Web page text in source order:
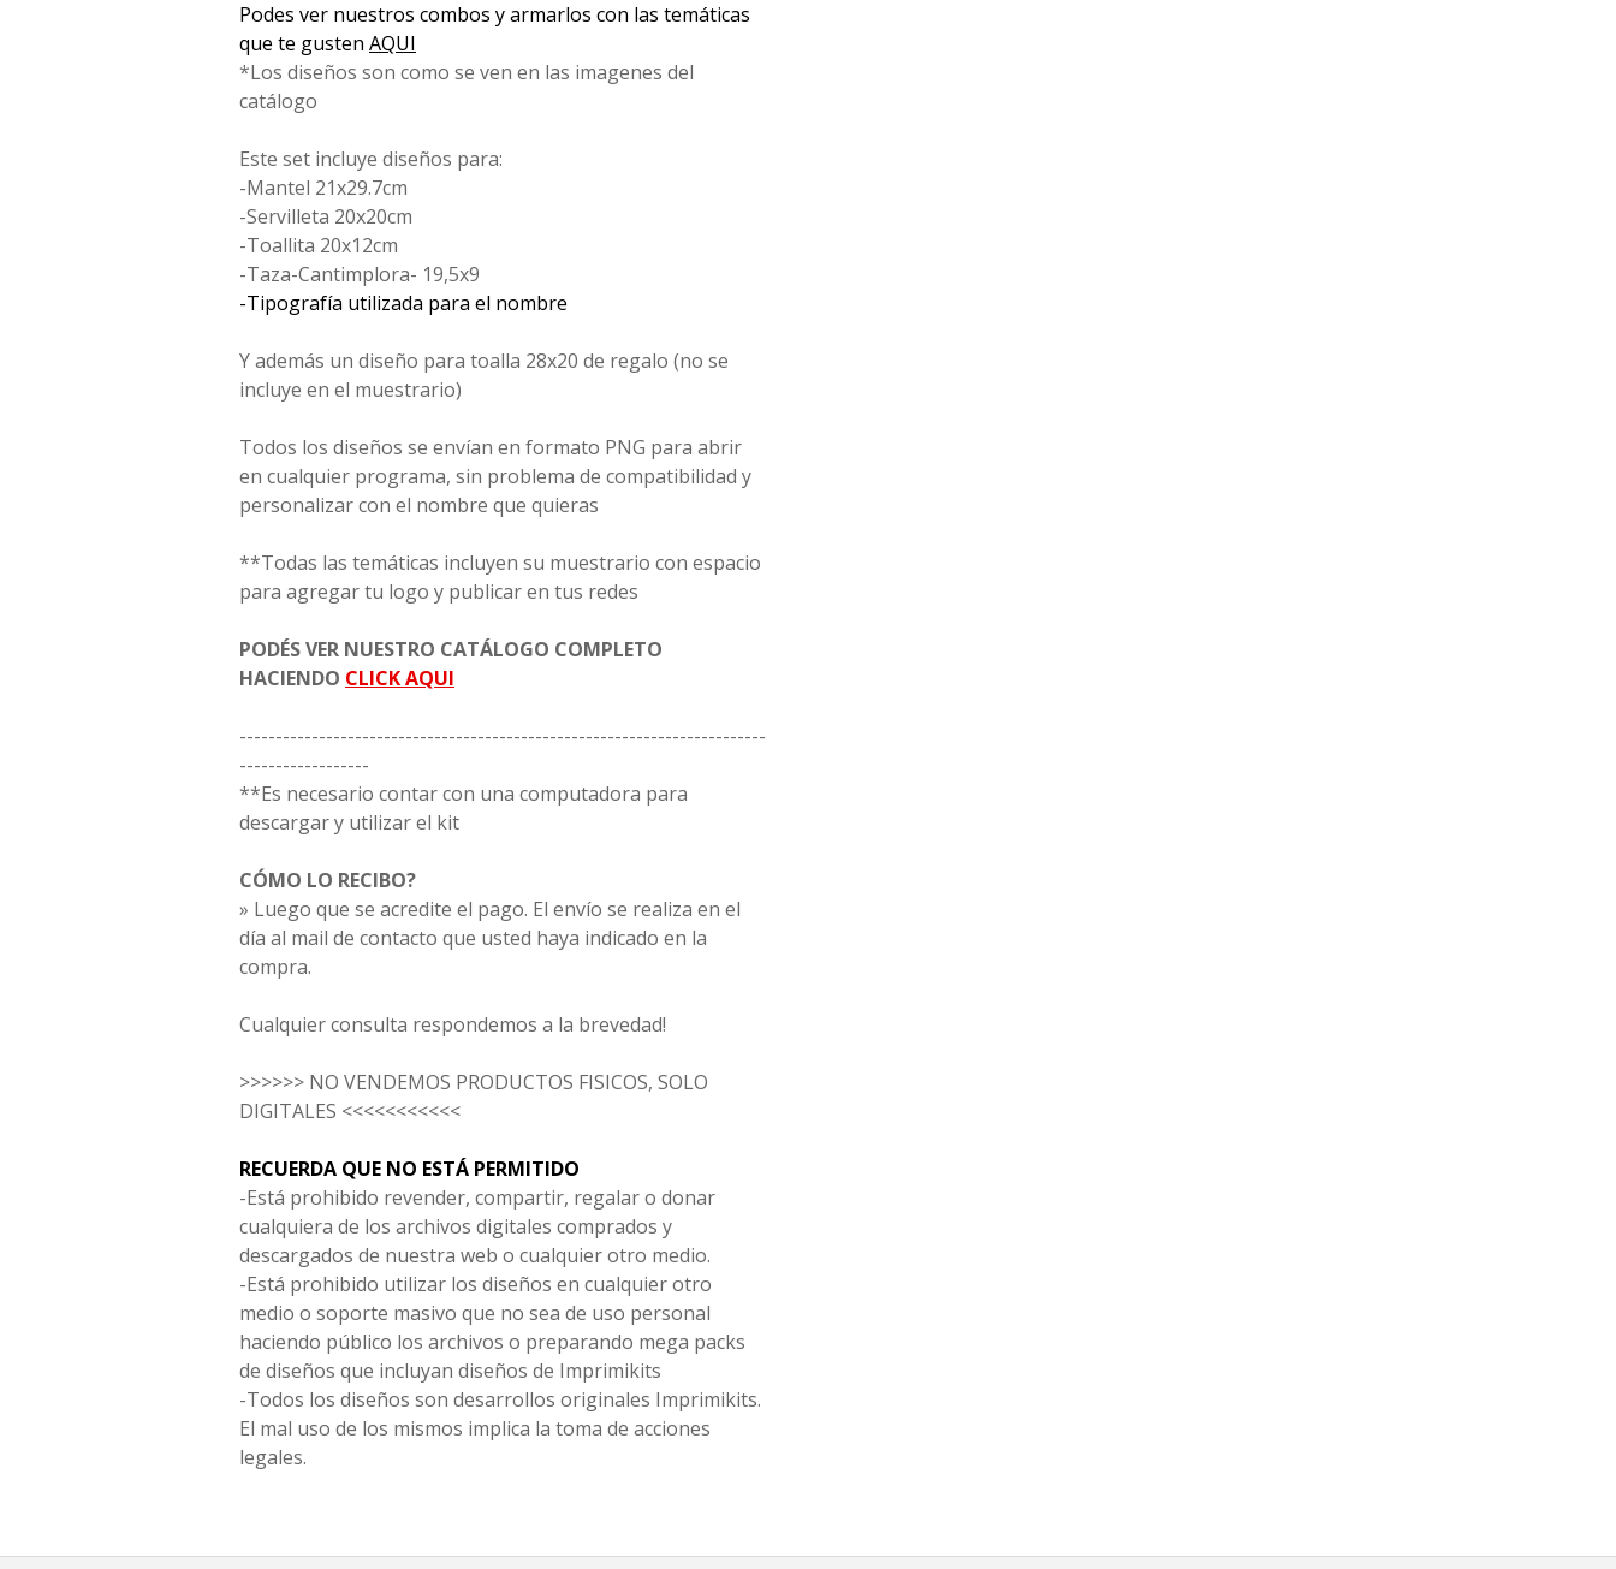
Podes ver nuestros combos y armarlos con las temáticas
que te gusten AQUI
*Los diseños son como se ven en las imagenes del
catálogo
Este set incluye diseños para:
-Mantel 21x29.7cm
-Servilleta 20x20cm
-Toallita 20x12cm
-Taza-Cantimplora- 19,5x9
-Tipografía utilizada para el nombre
Y además un diseño para toalla 28x20 de regalo (no se
incluye en el muestrario)
Todos los diseños se envían en formato PNG para abrir
en cualquier programa, sin problema de compatibilidad y
personalizar con el nombre que quieras
**Todas las temáticas incluyen su muestrario con espacio
para agregar tu logo y publicar en tus redes
PODÉS VER NUESTRO CATÁLOGO COMPLETO
HACIENDO CLICK AQUI
-------------------------------------------------------------------------
------------------
**Es necesario contar con una computadora para
descargar y utilizar el kit
CÓMO LO RECIBO?
» Luego que se acredite el pago. El envío se realiza en el
día al mail de contacto que usted haya indicado en la
compra.
Cualquier consulta respondemos a la brevedad!
>>>>>> NO VENDEMOS PRODUCTOS FISICOS, SOLO
DIGITALES <<<<<<<<<<<
RECUERDA QUE NO ESTÁ PERMITIDO
-Está prohibido revender, compartir, regalar o donar
cualquiera de los archivos digitales comprados y
descargados de nuestra web o cualquier otro medio.
-Está prohibido utilizar los diseños en cualquier otro
medio o soporte masivo que no sea de uso personal
haciendo público los archivos o preparando mega packs
de diseños que incluyan diseños de Imprimikits
-Todos los diseños son desarrollos originales Imprimikits.
El mal uso de los mismos implica la toma de acciones
legales.